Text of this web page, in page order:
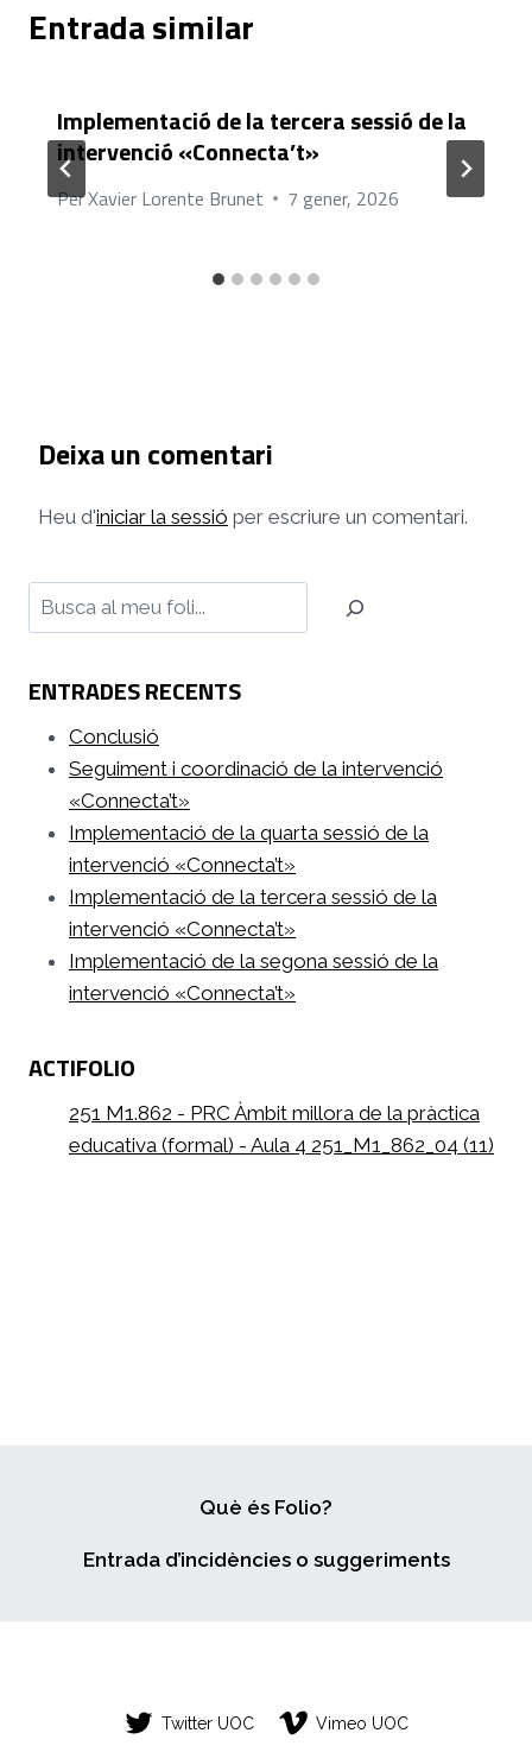
Entrada similar
Implementació de la tercera sessió de la
intervenció «Connecta’t»
PerXavier Lorente Brunet 7 gener, 2026
Deixa un comentari
Heu d'iniciar la sessió per escriure un comentari.
Cerca
ENTRADES RECENTS
Conclusió
Seguiment i coordinació de la intervenció
«Connecta’t»
Implementació de la quarta sessió de la
intervenció «Connecta’t»
Implementació de la tercera sessió de la
intervenció «Connecta’t»
Implementació de la segona sessió de la
intervenció «Connecta’t»
ACTIFOLIO
251 M1.862 - PRC Àmbit millora de la pràctica
educativa (formal) - Aula 4 251_M1_862_04 (11)
Què és Folio?
Entrada d’incidències o suggeriments
Twitter UOC Vimeo UOC